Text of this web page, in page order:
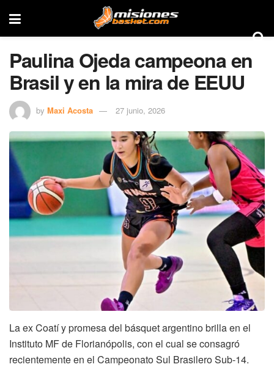
Paulina Ojeda campeona en
Brasil y en la mira de EEUU
by Maxi Acosta 27 junio, 2026
La ex Coatí y promesa del básquet argentino brilla en el
Instituto MF de Florianópolis, con el cual se consagró
recientemente en el Campeonato Sul Brasilero Sub-14.